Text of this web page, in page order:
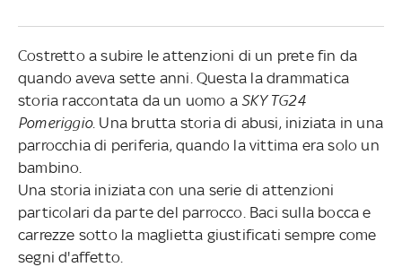
Costretto a subire le attenzioni di un prete fin da
quando aveva sette anni. Questa la drammatica
storia raccontata da un uomo aSKY TG24
Pomeriggio. Una brutta storia di abusi, iniziata in una
parrocchia di periferia, quando la vittima era solo un
bambino.
Una storia iniziata con una serie di attenzioni
particolari da parte del parrocco. Baci sulla bocca e
carrezze sotto la maglietta giustificati sempre come
segni d'affetto.